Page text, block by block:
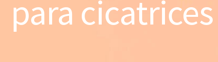
para cicatrices